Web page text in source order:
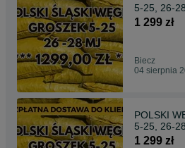
5-25, 26-
Gratis !
1 299 zł
Biecz
04 sierpnia
POLSKI
5-25, 26-
Gratis !
1 299 zł